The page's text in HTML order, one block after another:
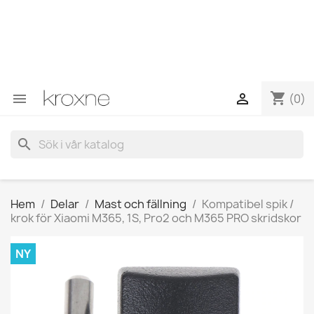
 shopping_cart (0)

search
Hem Delar Mast och fällning
Kompatibel spik /
krok för Xiaomi M365, 1S, Pro2 och M365 PRO skridskor
NY